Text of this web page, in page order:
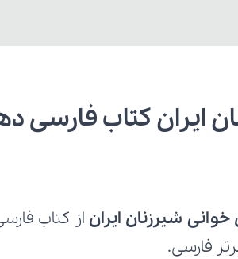
ایران کتاب فارسی
خوانی شیرزنان ایران
فارسی.